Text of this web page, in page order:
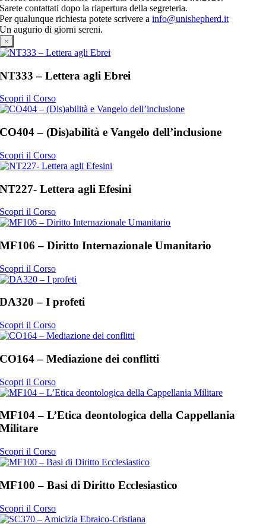
Sarete contattati dopo la riapertura della segreteria.
Per qualunque richiesta potete scrivere ainfo@unishepherd.it
Un augurio di giorni sereni.
×
NT333 – Lettera agli Ebrei
Scopri il Corso
CO404 – (Dis)abilità e Vangelo dell’inclusione
Scopri il Corso
NT227- Lettera agli Efesini
Scopri il Corso
MF106 – Diritto Internazionale Umanitario
Scopri il Corso
DA320 – I profeti
Scopri il Corso
CO164 – Mediazione dei conflitti
Scopri il Corso
MF104 – L’Etica deontologica della Cappellania
Militare
Scopri il Corso
MF100 – Basi di Diritto Ecclesiastico
Scopri il Corso